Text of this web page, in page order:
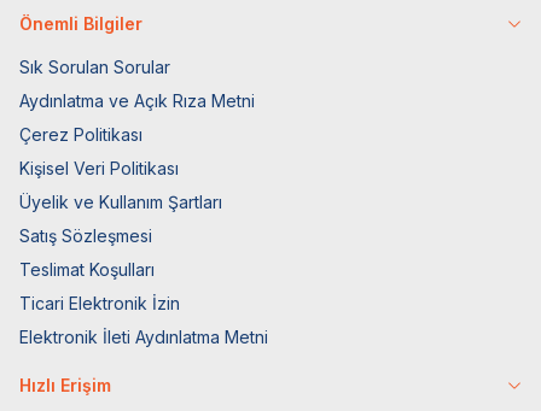
Önemli Bilgiler
Sık Sorulan Sorular
Aydınlatma ve Açık Rıza Metni
Çerez Politikası
Kişisel Veri Politikası
Üyelik ve Kullanım Şartları
Satış Sözleşmesi
Teslimat Koşulları
Ticari Elektronik İzin
Elektronik İleti Aydınlatma Metni
Hızlı Erişim